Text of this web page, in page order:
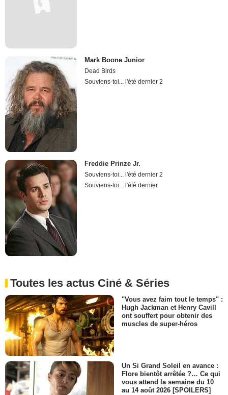
Mark Boone Junior
Dead Birds
Souviens-toi... l'été dernier 2
Freddie Prinze Jr.
Souviens-toi... l'été dernier 2
Souviens-toi... l'été dernier
Toutes les actus Ciné & Séries
"Vous avez faim tout le temps" :
Hugh Jackman et Henry Cavill
ont souffert pour obtenir des
muscles de super-héros
Un Si Grand Soleil en avance :
Flore bientôt arrêtée ?… Ce qui
vous attend la semaine du 10
au 14 août 2026 [SPOILERS]